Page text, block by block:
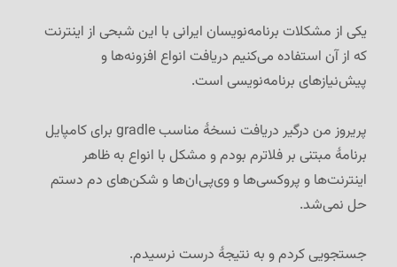
یکی از مشکلات برنامه‌نویسان ایرانی با این شبحی از اینترنت
که از آن استفاده می‌کنیم دریافت انواع افزونه‌ها و
پیش‌نیازهای برنامه‌نویسی است.
پریروز من درگیر دریافت نسخهٔ مناسب gradle برای کامپایل
برنامهٔ مبتنی بر فلاترم بودم و مشکل با انواع به ظاهر
اینترنت‌ها و پروکسی‌ها و وی‌پی‌ان‌ها و شکن‌های دم دستم
حل نمی‌شد.
جستجویی کردم و به نتیجهٔ درست نرسیدم.